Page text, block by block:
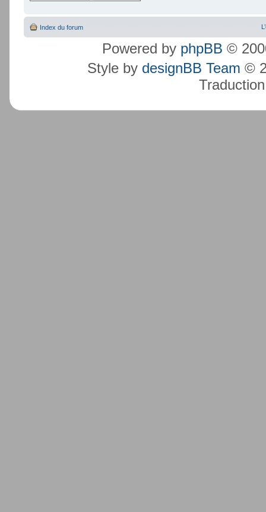
Index du forum
Powered by phpBB ©
Style by designBB Team ©